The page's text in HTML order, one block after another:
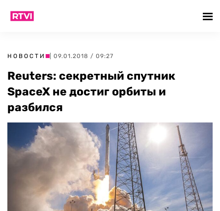
НОВОСТИ | 09.01.2018 / 09:27
Reuters: секретный спутник
SpaceX не достиг орбиты и
разбился